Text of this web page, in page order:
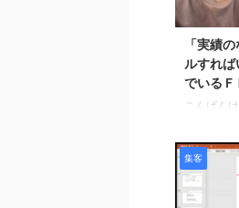
「実績
ルすれば
でいるＦ
こんばん
す。」 と
います。
全文はこ
お客様に
集客